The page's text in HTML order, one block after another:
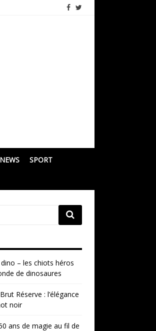
SPORT
– les chiots héros
de dinosaures
Réserve : l’élégance
noir
ans de magie au fil de